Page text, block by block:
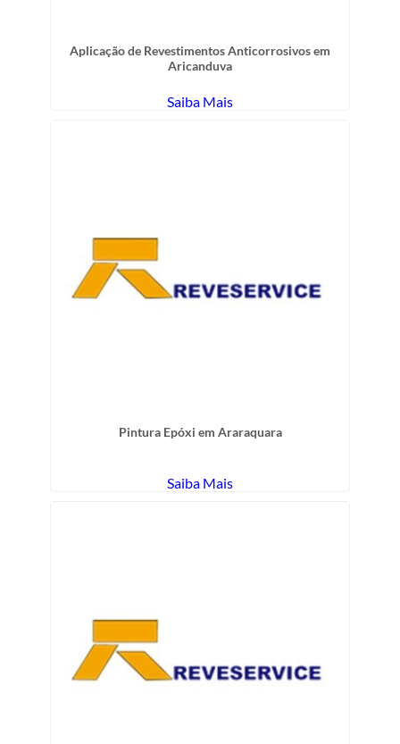
Aplicação de Revestimentos Anticorrosivos em
Aricanduva
Saiba Mais
Pintura Epóxi em Araraquara
Saiba Mais